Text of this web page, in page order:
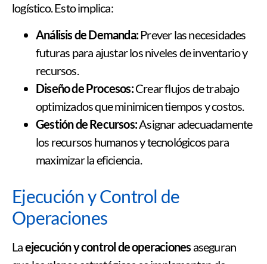
logístico. Esto implica:
Análisis de Demanda:Prever las necesidades
futuras para ajustar los niveles de inventario y
recursos.
Diseño de Procesos:Crear flujos de trabajo
optimizados que minimicen tiempos y costos.
Gestión de Recursos:Asignar adecuadamente
los recursos humanos y tecnológicos para
maximizar la eficiencia.
Ejecución y Control de
Operaciones
Laejecución y control de operaciones aseguran